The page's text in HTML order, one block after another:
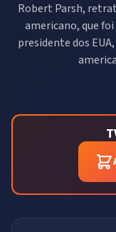
Robert Parsh,
americano, que
presidente dos